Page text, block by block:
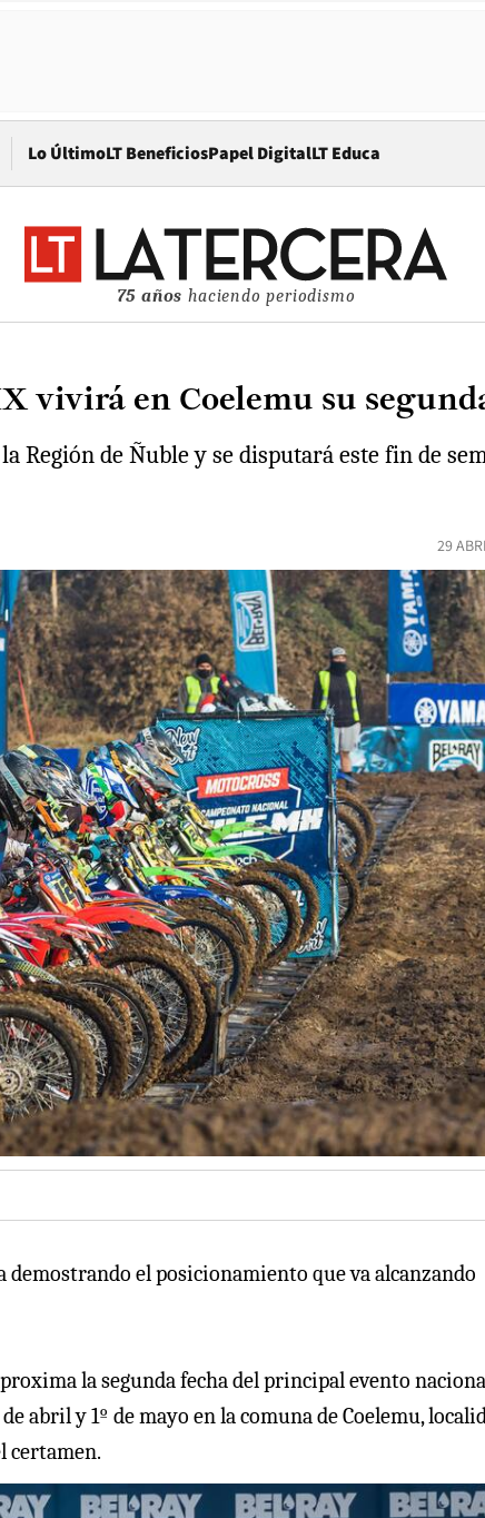
Lo ÚltimoLT BeneficiosPapel DigitalOpens in new window
LT Educa
75 años haciendo periodismo
vivirá en Coelemu su
Región de Ñuble y se disputará este fin de
29
el posicionamiento que va alcanzando
la segunda fecha del principal evento
abril y 1º de mayo en la comuna de Coelemu,
certamen.